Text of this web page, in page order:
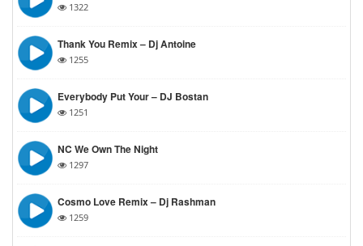
1322
Thank You Remix – Dj Antoine
1255
Everybody Put Your – DJ Bostan
1251
NC We Own The Night
1297
Cosmo Love Remix – Dj Rashman
1259